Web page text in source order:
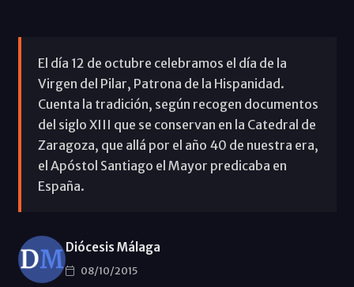
El día 12 de octubre celebramos el día de la
Virgen del Pilar, Patrona de la Hispanidad.
Cuenta la tradición, según recogen documentos
del siglo XIII que se conservan en la Catedral de
Zaragoza, que allá por el año 40 de nuestra era,
el Apóstol Santiago el Mayor predicaba en
España.
Diócesis Málaga
08/10/2015